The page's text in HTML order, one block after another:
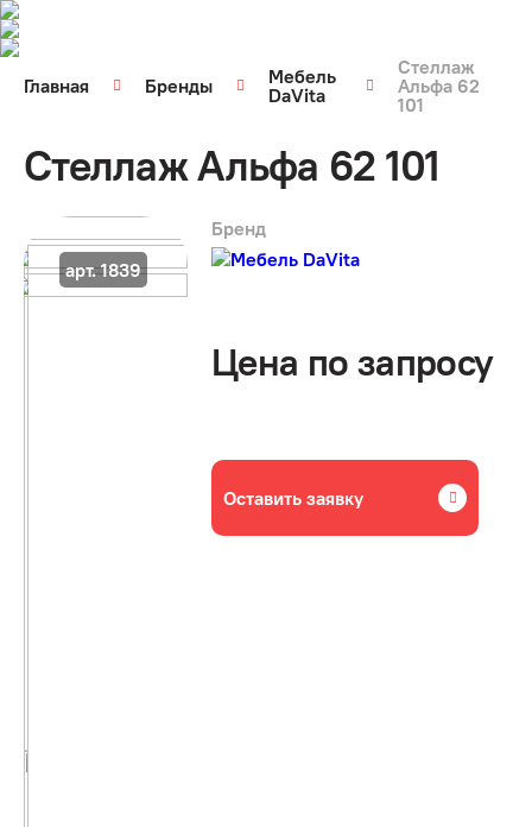
Главная Бренды
Мебель
DaVita
Стеллаж
Альфа 62
101
Стеллаж Альфа 62 101
арт. 1839
Бренд
Цена по запросу
Оставить заявку